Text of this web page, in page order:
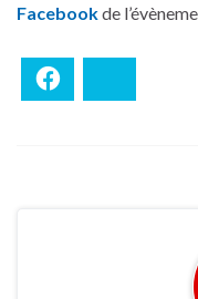
Facebookde